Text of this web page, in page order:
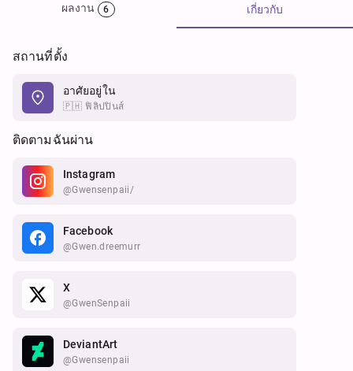
ผลงาน 6 เกี่ยวกับ
สถานที่ตั้ง
อาศัยอยู่ใน
🇵🇭 ฟิลิปปินส์
ติดตามฉันผ่าน
Instagram
@gwensenpaii/
Facebook
@gwen.dreemurr
X
@GwenSenpaii
DeviantArt
@gwensenpaii